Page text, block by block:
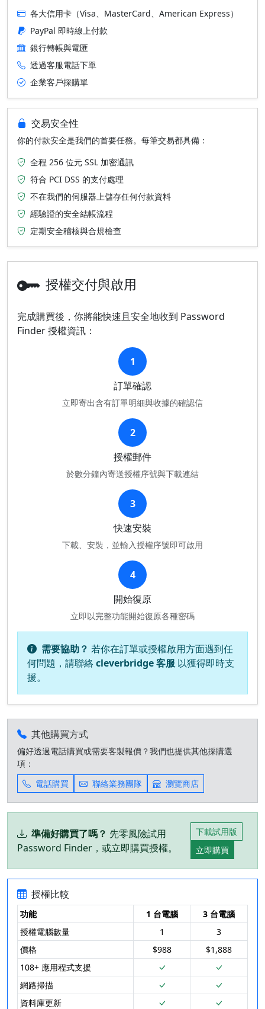
各大信用卡（Visa、MasterCard、American Express）
PayPal 即時線上付款
銀行轉帳與電匯
透過客服電話下單
企業客戶採購單
交易安全性
你的付款安全是我們的首要任務。每筆交易都具備：
全程 256 位元 SSL 加密通訊
符合 PCI DSS 的支付處理
不在我們的伺服器上儲存任何付款資料
經驗證的安全結帳流程
定期安全稽核與合規檢查
授權交付與啟用
完成購買後，你將能快速且安全地收到 Password
Finder 授權資訊：
1
訂單確認
立即寄出含有訂單明細與收據的確認信
2
授權郵件
於數分鐘內寄送授權序號與下載連結
3
快速安裝
下載、安裝，並輸入授權序號即可啟用
4
開始復原
立即以完整功能開始復原各種密碼
需要協助？ 若你在訂單或授權啟用方面遇到任
何問題，請聯絡cleverbridge 客服 以獲得即時支
援。
其他購買方式
偏好透過電話購買或需要客製報價？我們也提供其他採購選
項：
電話購買
聯絡業務團隊 瀏覽商店
準備好購買了嗎？ 先零風險試用
Password Finder，或立即購買授權。
下載試用版
立即購買
授權比較
功能 1 台電腦
3 台電腦
授權電腦數量
1
3
價格
$988
$1,888
108+ 應用程式支援
網路掃描
資料庫更新